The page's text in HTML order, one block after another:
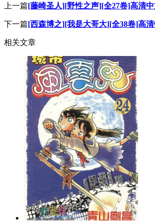
上一篇[藤崎圣人][野性之声][全27卷]高清
下一篇[西森博之][我是大哥大][全38卷]高
相关文章